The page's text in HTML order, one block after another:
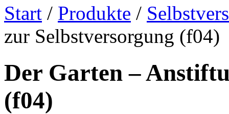
Start / Produkte /
zur Selbstversorgung (f04)
Der Garten –
(f04)